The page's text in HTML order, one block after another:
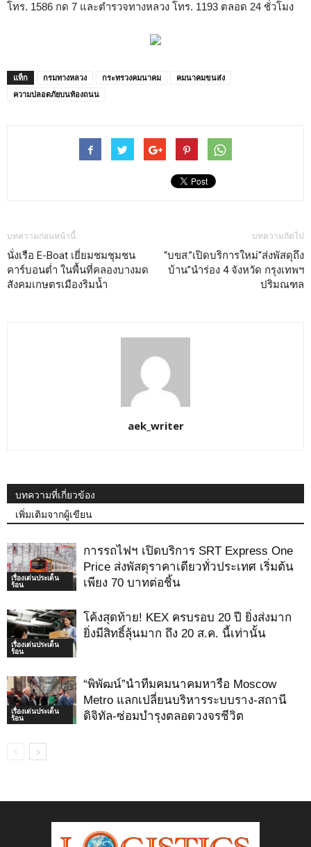
โทร. 1586 กด 7 และตำรวจทางหลวง โทร. 1193 ตลอด 24 ชั่วโมง
แท็ก กรมทางหลวง กระทรวงคมนาคม
คมนาคมขนส่ง
ความปลอดภัยบนท้องถนน
บทความก่อนหน้านี้
นั่งเรือ E-Boat เยี่ยมชมชุมชน
คาร์บอนต่ำ ในพื้นที่คลองบางมด
สังคมเกษตรเมืองริมน้ำ
บทความถัดไป
“บขส.”เปิดบริการใหม่“ส่งพัสดุถึง
บ้าน”นำร่อง 4 จังหวัด กรุงเทพฯ
ปริมณฑล
aek_writer
บทความที่เกี่ยวข้อง
เพิ่มเติมจากผู้เขียน
เรื่องเด่นประเด็น
ร้อน
การรถไฟฯ เปิดบริการ SRT Express One
Price ส่งพัสดุราคาเดียวทั่วประเทศ เริ่มต้น
เพียง 70 บาทต่อชิ้น
เรื่องเด่นประเด็น
ร้อน
โค้งสุดท้าย! KEX ครบรอบ 20 ปี ยิ่งส่งมาก
ยิ่งมีสิทธิ์ลุ้นมาก ถึง 20 ส.ค. นี้เท่านั้น
เรื่องเด่นประเด็น
ร้อน
“พิพัฒน์”นำทีมคมนาคมหารือ Moscow
Metro แลกเปลี่ยนบริหารระบบราง-สถานี
ดิจิทัล-ซ่อมบำรุงตลอดวงจรชีวิต